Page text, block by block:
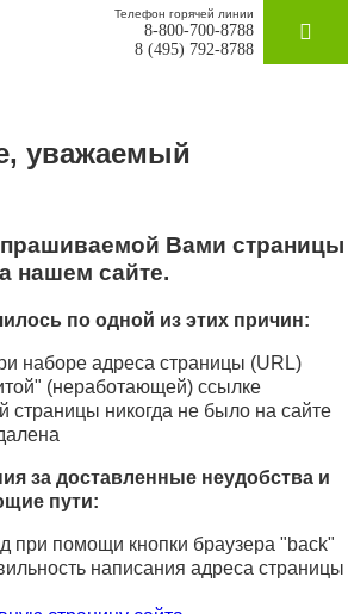
Телефон горячей линии
8-800-700-8788
8 (495) 792-8788
уважаемый
Вами страницы
нашем сайте.
по одной из этих причин:
наборе адреса страницы (URL)
(неработающей) ссылке
никогда не было на сайте
за доставленные неудобства и
пути:
при помощи кнопки браузера "back"
написания адреса страницы